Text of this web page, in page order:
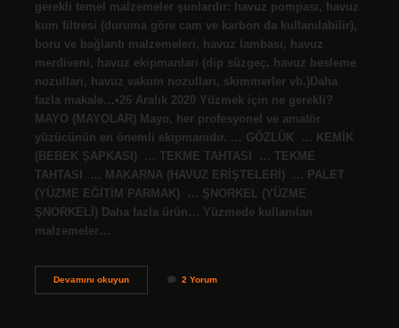
gerekli temel malzemeler şunlardır: havuz pompası, havuz
kum filtresi (duruma göre cam ve karbon da kullanılabilir),
boru ve bağlantı malzemeleri, havuz lambası, havuz
merdiveni, havuz ekipmanları (dip süzgeç, havuz besleme
nozulları, havuz vakum nozulları, skimmerler vb.)Daha
fazla makale…•26 Aralık 2020 Yüzmek için ne gerekli?
MAYO (MAYOLAR) Mayo, her profesyonel ve amatör
yüzücünün en önemli ekipmanıdır. … GÖZLÜK ​ … KEMİK
(BEBEK ŞAPKASI) ​ … TEKME TAHTASI ​ … TEKME
TAHTASI ​ … MAKARNA (HAVUZ ERİŞTELERİ) ​ … PALET
(YÜZME EĞİTİM PARMAK) ​ … ŞNORKEL (YÜZME
ŞNORKELİ) ​Daha fazla ürün… Yüzmede kullanılan
malzemeler…
Devamını okuyunYüzme
2 Yorum